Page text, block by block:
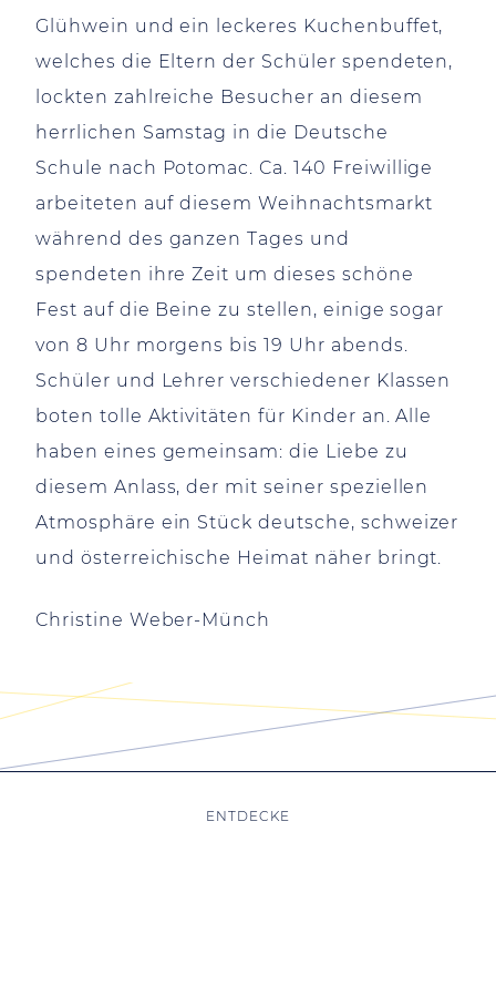
Glühwein und ein leckeres Kuchenbuffet,
welches die Eltern der Schüler spendeten,
lockten zahlreiche Besucher an diesem
herrlichen Samstag in die Deutsche
Schule nach Potomac. Ca. 140 Freiwillige
arbeiteten auf diesem Weihnachtsmarkt
während des ganzen Tages und
spendeten ihre Zeit um dieses schöne
Fest auf die Beine zu stellen, einige sogar
von 8 Uhr morgens bis 19 Uhr abends.
Schüler und Lehrer verschiedener Klassen
boten tolle Aktivitäten für Kinder an. Alle
haben eines gemeinsam: die Liebe zu
diesem Anlass, der mit seiner speziellen
Atmosphäre ein Stück deutsche, schweizer
und österreichische Heimat näher bringt.
Christine Weber-Münch